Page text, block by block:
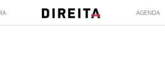
AGENDA